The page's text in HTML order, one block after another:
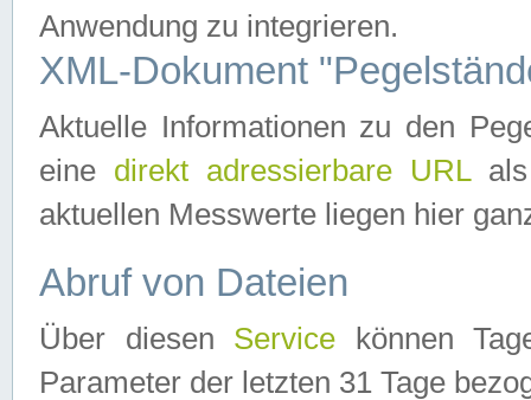
Anwendung zu integrieren.
XML-Dokument
Aktuelle Informationen zu den
eine direkt adressierbare URLals
aktuellen Messwerte liegen hier
Abruf von Dateien
Über diesen Service können
Parameter der letzten 31 Tage